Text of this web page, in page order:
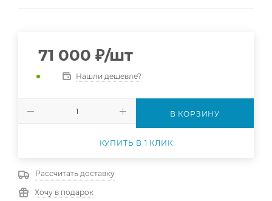
71 000 ₽/шт
Нашли дешевле?
В КОРЗИНУ
КУПИТЬ В 1 КЛИК
Рассчитать доставку
Хочу в подарок